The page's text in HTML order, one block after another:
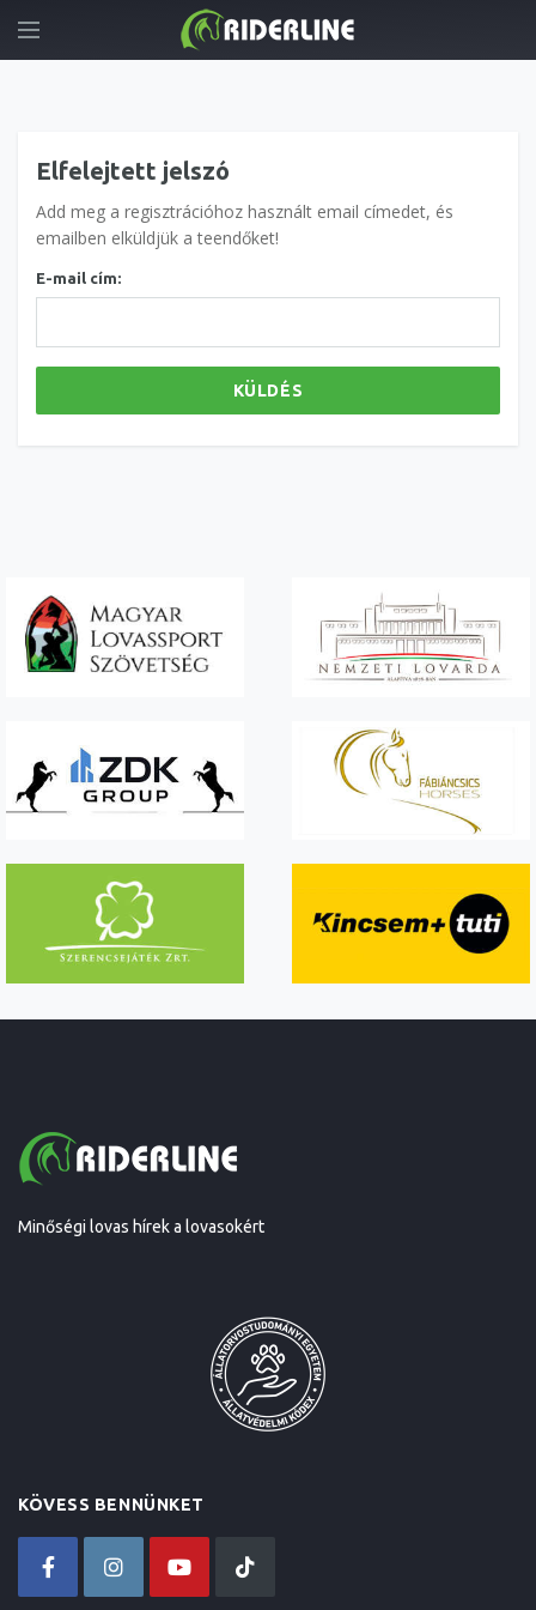
Elfelejtett jelszó
Add meg a regisztrációhoz használt email címedet, és
emailben elküldjük a teendőket!
E-mail cím:
KÜLDÉS
Minőségi lovas hírek a lovasokért
KÖVESS BENNÜNKET